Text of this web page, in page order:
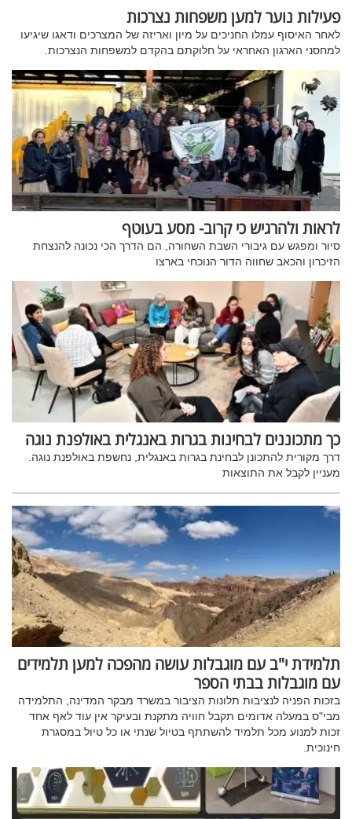
פעילות נוער למען משפחות נצרכות
לאחר האיסוף עמלו החניכים על מיון ואריזה של המצרכים ודאגו שיגיעו
למחסני הארגון האחראי על חלוקתם בהקדם למשפחות הנצרכות.
לראות ולהרגיש כי קרוב- מסע בעוטף
סיור ומפגש עם גיבורי השבת השחורה, הם הדרך הכי נכונה להנצחת
הזיכרון והכאב שחווה הדור הנוכחי בארצו
כך מתכוננים לבחינות בגרות באנגלית באולפנת נוגה
דרך מקורית להתכונן לבחינת בגרות באנגלית, נחשפת באולפנת נוגה.
מעניין לקבל את התוצאות
תלמידת י"ב עם מוגבלות עושה מהפכה למען תלמידים
עם מוגבלות בבתי הספר
בזכות הפניה לנציבות תלונות הציבור במשרד מבקר המדינה, התלמידה
מבי"ס במעלה אדומים תקבל חוויה מתקנת ובעיקר אין עוד לאף אחד
זכות למנוע מכל תלמיד להשתתף בטיול שנתי או כל טיול במסגרת
חינוכית.